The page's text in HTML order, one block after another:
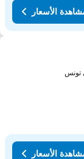
الأسعار
الأسعار